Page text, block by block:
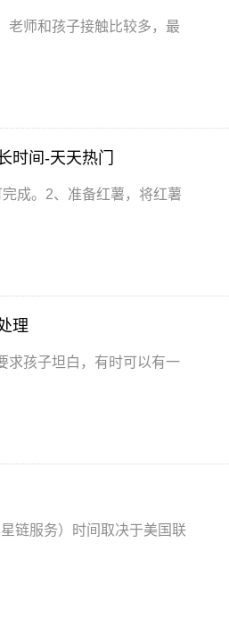
老师和孩子接触比较多，最
时间-天天热门
成。2、准备红薯，将红薯
理
求孩子坦白，有时可以有一
链服务）时间取决于美国联